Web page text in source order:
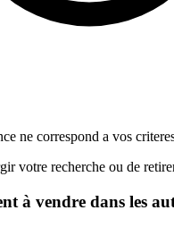
ne correspond a vos
votre recherche ou de
à vendre dans les